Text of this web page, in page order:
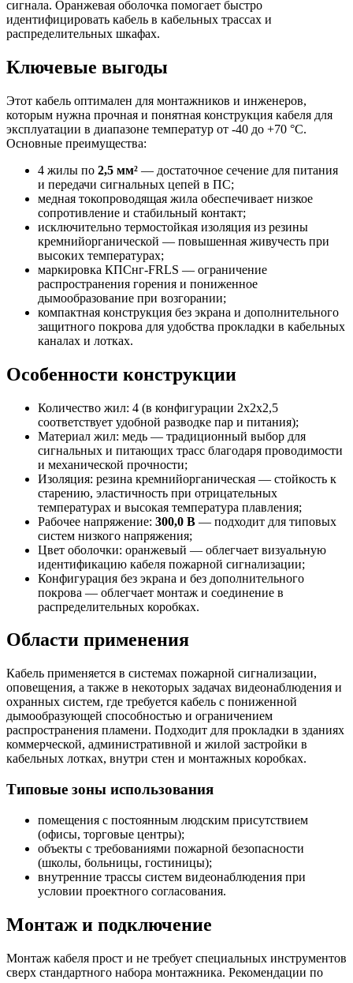
сигнала. Оранжевая оболочка помогает быстро
идентифицировать кабель в кабельных трассах и
распределительных шкафах.
Ключевые выгоды
Этот кабель оптимален для монтажников и инженеров,
которым нужна прочная и понятная конструкция кабеля для
эксплуатации в диапазоне температур от -40 до +70 °C.
Основные преимущества:
4 жилы по 2,5 мм² — достаточное сечение для питания
и передачи сигнальных цепей в ПС;
медная токопроводящая жила обеспечивает низкое
сопротивление и стабильный контакт;
исключительно термостойкая изоляция из резины
кремнийорганической — повышенная живучесть при
высоких температурах;
маркировка КПСнг-FRLS — ограничение
распространения горения и пониженное
дымообразование при возгорании;
компактная конструкция без экрана и дополнительного
защитного покрова для удобства прокладки в кабельных
каналах и лотках.
Особенности конструкции
Количество жил: 4 (в конфигурации 2х2х2,5
соответствует удобной разводке пар и питания);
Материал жил: медь — традиционный выбор для
сигнальных и питающих трасс благодаря проводимости
и механической прочности;
Изоляция: резина кремнийорганическая — стойкость к
старению, эластичность при отрицательных
температурах и высокая температура плавления;
Рабочее напряжение: 300,0 В — подходит для типовых
систем низкого напряжения;
Цвет оболочки: оранжевый — облегчает визуальную
идентификацию кабеля пожарной сигнализации;
Конфигурация без экрана и без дополнительного
покрова — облегчает монтаж и соединение в
распределительных коробках.
Области применения
Кабель применяется в системах пожарной сигнализации,
оповещения, а также в некоторых задачах видеонаблюдения и
охранных систем, где требуется кабель с пониженной
дымообразующей способностью и ограничением
распространения пламени. Подходит для прокладки в зданиях
коммерческой, административной и жилой застройки в
кабельных лотках, внутри стен и монтажных коробках.
Типовые зоны использования
помещения с постоянным людским присутствием
(офисы, торговые центры);
объекты с требованиями пожарной безопасности
(школы, больницы, гостиницы);
внутренние трассы систем видеонаблюдения при
условии проектного согласования.
Монтаж и подключение
Монтаж кабеля прост и не требует специальных инструментов
сверх стандартного набора монтажника. Рекомендации по